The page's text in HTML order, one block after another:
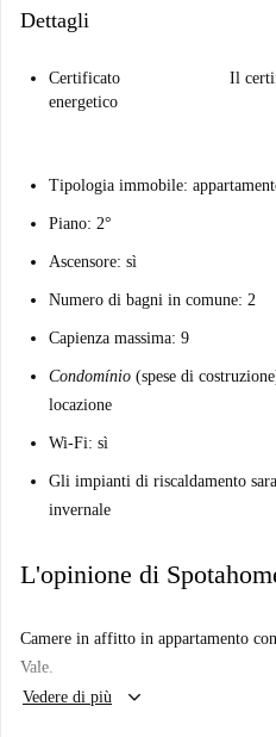
Dettagli
Certificato
energetico
Il
Tipologia immobile:
Piano: 2°
Ascensore: sì
Numero di bagni in comune: 2
Capienza massima: 9
Condomínio (spese di
locazione
Wi-Fi: sì
Gli impianti di riscaldamento
invernale
L'opinione di
Camere in affitto in appartamento
Vale.
Vedere di più
keyboard_arrow_down